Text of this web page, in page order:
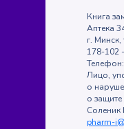
Книга
Аптека
г.
178-102
Телефон:
Лицо,
о
о
Соленик
pharm-